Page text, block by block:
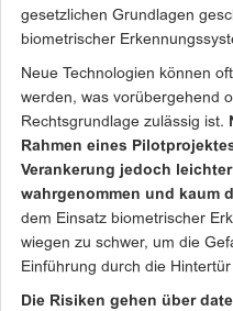
gesetzlichen Grundlagen
biometrischer
Neue Technologien können
werden, was vorübergehend
Rechtsgrundlage zulässig ist.
Rahmen eines
Verankerung jedoch
wahrgenommen und kaum
dem Einsatz biometrischer
wiegen zu schwer, um die
Einführung durch die
Die Risiken gehen über